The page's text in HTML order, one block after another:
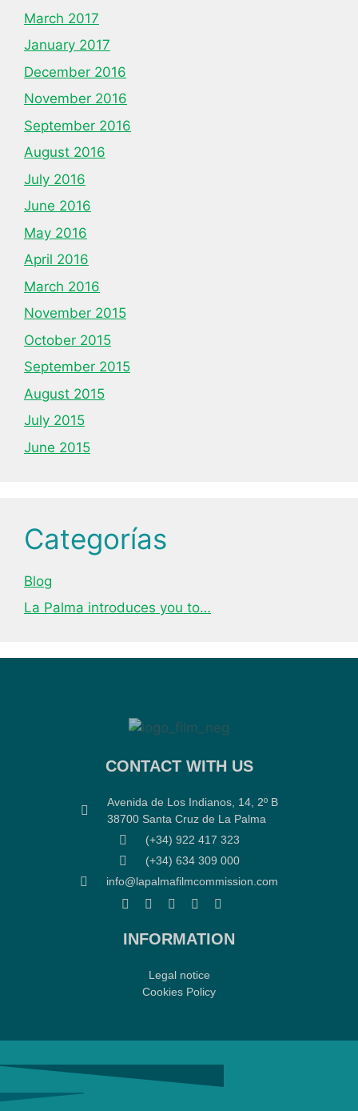
March 2017
January 2017
December 2016
November 2016
September 2016
August 2016
July 2016
June 2016
May 2016
April 2016
March 2016
November 2015
October 2015
September 2015
August 2015
July 2015
June 2015
Categorías
Blog
La Palma introduces you to…
CONTACT WITH US
Avenida de Los Indianos, 14, 2º B
38700 Santa Cruz de La Palma
(+34) 922 417 323
(+34) 634 309 000
info@lapalmafilmcommission.com
INFORMATION
Legal notice
Cookies Policy